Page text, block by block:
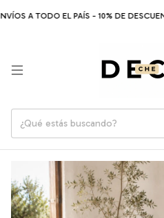
A TODO EL PAÍS - 10% DE